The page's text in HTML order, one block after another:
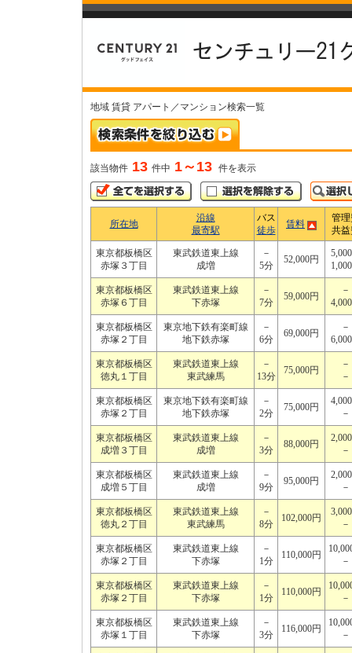
地域 賃貸 アパート／マンション検索一覧
該当物件 13 件中 1～13 件を表示
所在地
沿線
最寄駅
バス
徒歩
賃料
管
共
東京都板橋区
赤塚３丁目
東武鉄道東上線
成増
－
5分
52,000円
東京都板橋区
赤塚６丁目
東武鉄道東上線
下赤塚
－
7分
59,000円
－
東京都板橋区
赤塚２丁目
東京地下鉄有楽町線
地下鉄赤塚
－
6分
69,000円
－
東京都板橋区
徳丸１丁目
東武鉄道東上線
東武練馬
－
13分
75,000円
－
－
東京都板橋区
赤塚２丁目
東京地下鉄有楽町線
地下鉄赤塚
－
2分
75,000円
－
東京都板橋区
成増３丁目
東武鉄道東上線
成増
－
3分
88,000円
－
東京都板橋区
成増５丁目
東武鉄道東上線
成増
－
9分
95,000円
－
東京都板橋区
徳丸２丁目
東武鉄道東上線
東武練馬
－
8分
102,000円
－
東京都板橋区
赤塚２丁目
東武鉄道東上線
下赤塚
－
1分
110,000円
－
東京都板橋区
赤塚２丁目
東武鉄道東上線
下赤塚
－
1分
110,000円
－
東京都板橋区
赤塚１丁目
東武鉄道東上線
下赤塚
－
3分
116,000円
－